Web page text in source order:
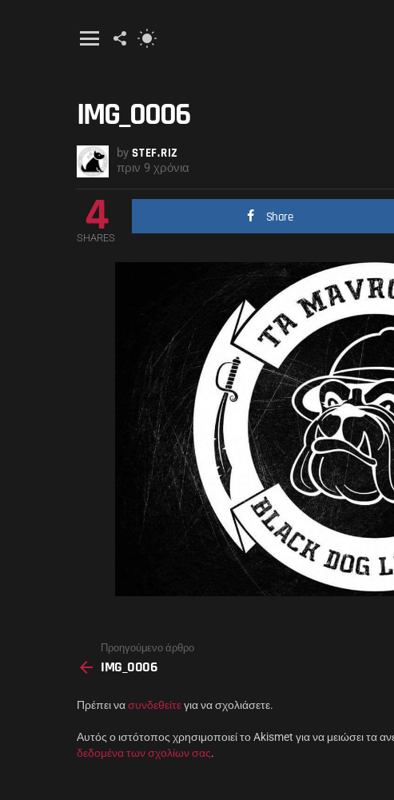
FOLLOW
IMG_0006
by STEF.RIZ
πριν 9 χρόνια
4
SHARES
Share
more
Προηγούμενο άρθρο
IMG_0006
Πρέπει νασυνδεθείτεγια να σχολιάσετε.
Αυτός ο ιστότοπος χρησιμοποιεί το Akismet για να μειώσει τα
δεδομένα των σχολίων σας.